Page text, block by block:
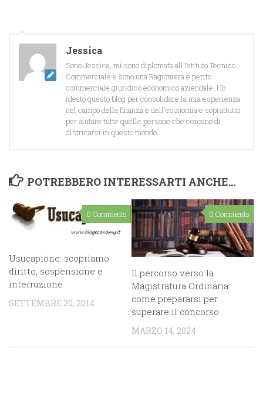
Jessica
Sono Jessica, mi sono diplomata all'Istituto Tecnico
Commerciale e sono una Ragioniera e perito
commerciale giuridico economico aziendale. Ho
ideato questo blog per consolidare la mia esperienza
nel campo della finanza e dell'economia e soprattutto
per aiutare tutte quelle persone che cercano di
districarsi in questo mondo.
POTREBBERO INTERESSARTI ANCHE...
0 Comments
Usucapione: scopriamo
diritto, sospensione e
interruzione
SETTEMBRE 20, 2014
0 Comments
Il percorso verso la
Magistratura Ordinaria:
come prepararsi per
superare il concorso
MARZO 14, 2024